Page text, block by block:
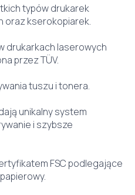
typów drukarek
oraz kserokopiarek.
drukarkach laserowych
przez TÜV.
tuszu i tonera.
unikalny system
i szybsze
FSC podlegające